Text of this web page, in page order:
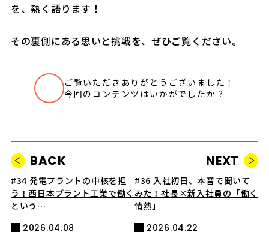
を、熱く語ります！
その裏側にある思いと挑戦を、ぜひご覧ください。
ご覧いただきありがとうございました！
今回のコンテンツはいかがでしたか？
いいね
BACK
#34 発電プラントの中核を担
う！西日本プラント工業で働く
という…
2026.04.08
NEXT
#36 入社初日、本音で聞いて
みた！社長×新入社員の「働く
情熱」
2026.04.22